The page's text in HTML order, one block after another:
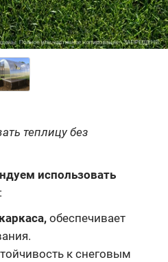
теплицу без
использовать
обеспечивает
к снеговым